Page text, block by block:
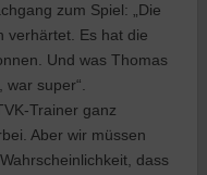
zum Spiel: „Die
verhärtet. Es hat die
Und was Thomas
war super“.
Trainer ganz
Aber wir müssen
dass